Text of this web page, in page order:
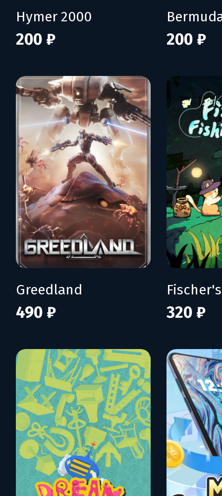
Hymer 2000
200 ₽ 200 ₽
Greedland
490 ₽ 320 ₽